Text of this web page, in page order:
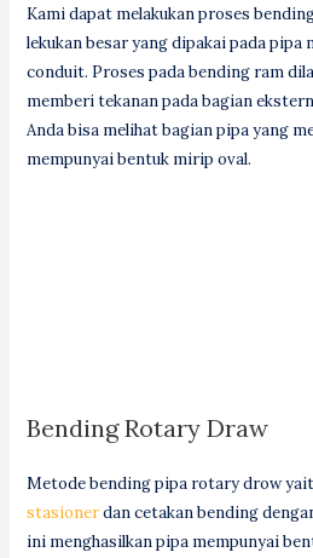
Kami dapat melakukan proses
lekukan besar yang dipakai pada pipa
conduit. Proses pada bending ram
memberi tekanan pada bagian
Anda bisa melihat bagian pipa yang
mempunyai bentuk mirip oval.
Bending Rotary Draw
Metode bending pipa rotary drow
stasionerdan cetakan bending
ini menghasilkan pipa mempunyai